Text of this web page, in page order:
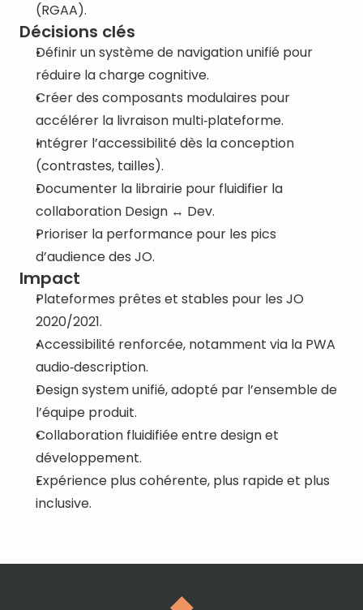
(RGAA).
Décisions clés
Définir un système de navigation unifié pour
réduire la charge cognitive.
Créer des composants modulaires pour
accélérer la livraison multi‑plateforme.
Intégrer l’accessibilité dès la conception
(contrastes, tailles).
Documenter la librairie pour fluidifier la
collaboration Design ↔ Dev.
Prioriser la performance pour les pics
d’audience des JO.
Impact
Plateformes prêtes et stables pour les JO
2020/2021.
Accessibilité renforcée, notamment via la PWA
audio‑description.
Design system unifié, adopté par l’ensemble de
l’équipe produit.
Collaboration fluidifiée entre design et
développement.
Expérience plus cohérente, plus rapide et plus
inclusive.